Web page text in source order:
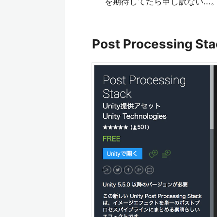
Post Processing